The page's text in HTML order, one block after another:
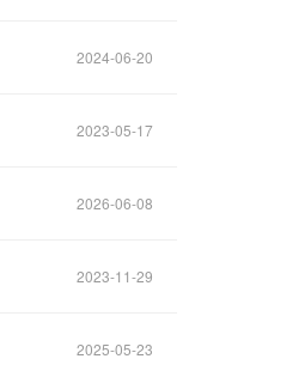
2024-06-20
2023-05-17
2026-06-08
2023-11-29
2025-05-23